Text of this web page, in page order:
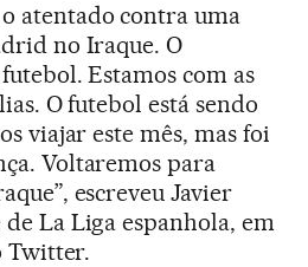
atentado contra uma
no Iraque. O
Estamos com as
O futebol está sendo
viajar este mês, mas foi
Voltaremos para
escreveu Javier
La Liga espanhola, em
Twitter.